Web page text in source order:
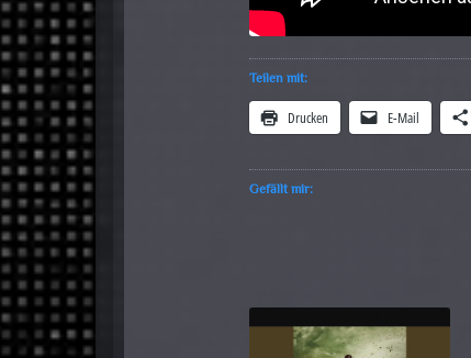
Teilen mit:
Drucken E-Mail
Gefällt mir: